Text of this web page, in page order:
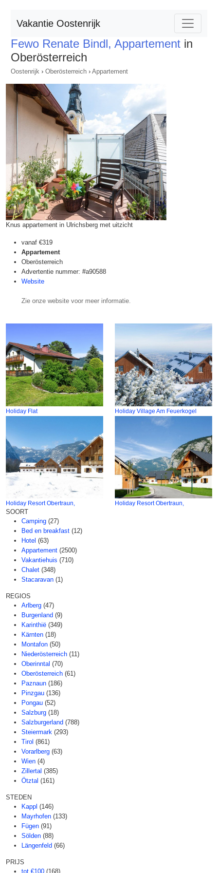
Vakantie Oostenrijk
Fewo Renate Bindl, Appartement in
Oberösterreich
Oostenrijk › Oberösterreich › Appartement
Knus appartement in Ulrichsberg met uitzicht
vanaf €319
Appartement
Oberösterreich
Advertentie nummer: #a90588
Website
Zie onze website voor meer informatie.
Holiday Flat Holiday Village Am Feuerkogel
Holiday Resort Obertraun, Holiday Resort Obertraun,
SOORT
Camping (27)
Bed en breakfast (12)
Hotel (63)
Appartement (2500)
Vakantiehuis (710)
Chalet (348)
Stacaravan (1)
REGIOS
Arlberg (47)
Burgenland (9)
Karinthië (349)
Kärnten (18)
Montafon (50)
Niederösterreich (11)
Oberinntal (70)
Oberösterreich (61)
Paznaun (186)
Pinzgau (136)
Pongau (52)
Salzburg (18)
Salzburgerland (788)
Steiermark (293)
Tirol (861)
Vorarlberg (63)
Wien (4)
Zillertal (385)
Ötztal (161)
STEDEN
Kappl (146)
Mayrhofen (133)
Fügen (91)
Sölden (88)
Längenfeld (66)
PRIJS
tot €100 (168)